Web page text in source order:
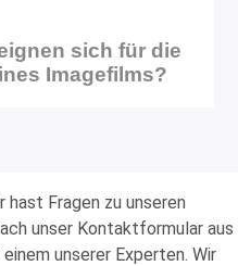
sich für die
Imagefilms?
Fragen zu unseren
unser Kontaktformular aus
unserer Experten. Wir